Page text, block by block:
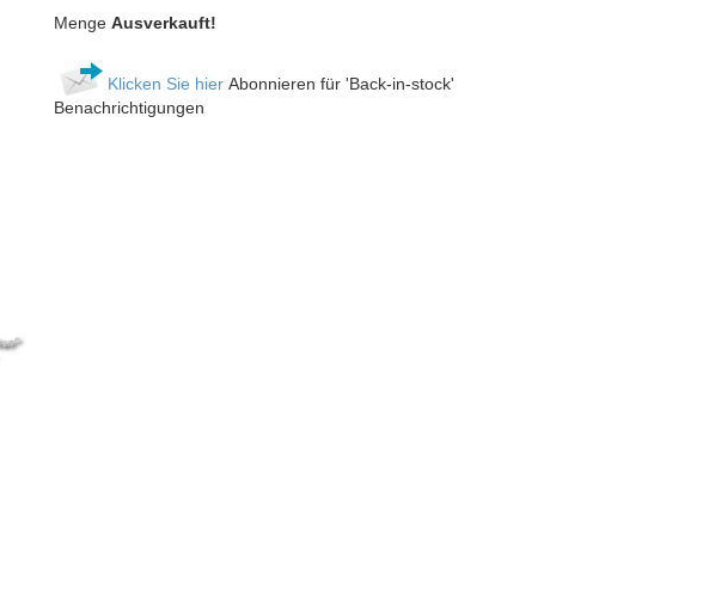
Menge Ausverkauft!
Klicken Sie hier Abonnieren für 'Back-in-stock'
Benachrichtigungen